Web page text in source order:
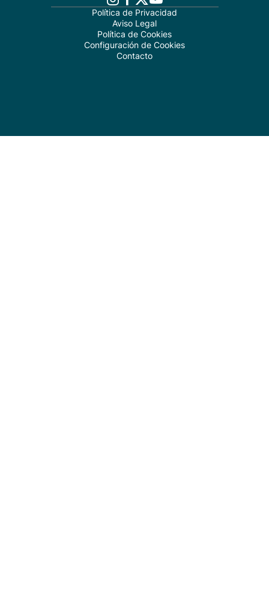
Política de Privacidad
Aviso Legal
Política de Cookies
Configuración de Cookies
Contacto